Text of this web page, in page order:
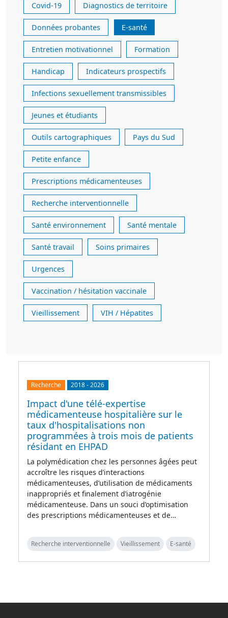
Covid-19 Diagnostics de territoire
Données probantes E-santé
Entretien motivationnel Formation
Handicap Indicateurs prospectifs
Infections sexuellement transmissibles
Jeunes et étudiants
Outils cartographiques Pays du Sud
Petite enfance
Prescriptions médicamenteuses
Recherche interventionnelle
Santé environnement Santé mentale
Santé travail Soins primaires
Urgences
Vaccination / hésitation vaccinale
Vieillissement VIH / Hépatites
Recherche 2018-2026
Impact d'une télé-expertise
médicamenteuse hospitalière sur le
taux d'hospitalisations non
programmées à trois mois de patients
résidant en EHPAD
La polymédication chez les personnes âgées peut
accroître les risques d’interactions
médicamenteuses, d’utilisation de médicaments
inappropriés et finalement d’iatrogénie
médicamenteuse. Dans un souci d’optimisation
des prescriptions médicamenteuses et de…
Recherche interventionnelle Vieillissement E-santé